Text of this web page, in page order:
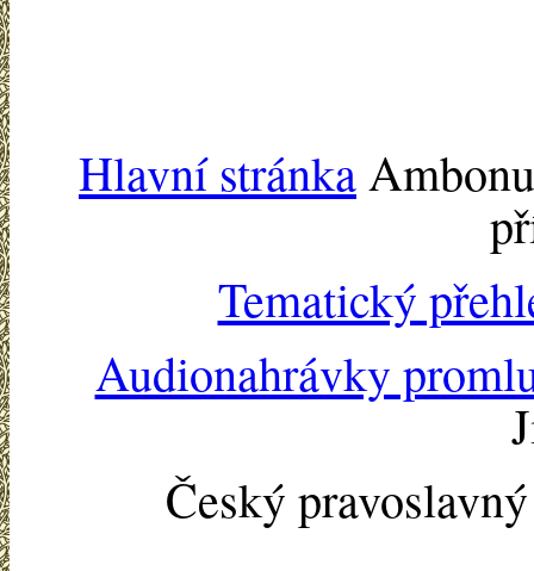
Hlavní stránka
Tematický
Audionahrávky
Český